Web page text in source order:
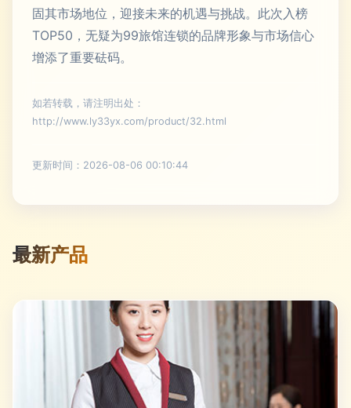
固其市场地位，迎接未来的机遇与挑战。此次入榜
TOP50，无疑为99旅馆连锁的品牌形象与市场信心
增添了重要砝码。
如若转载，请注明出处：
http://www.ly33yx.com/product/32.html
更新时间：2026-08-06 00:10:44
最新产品